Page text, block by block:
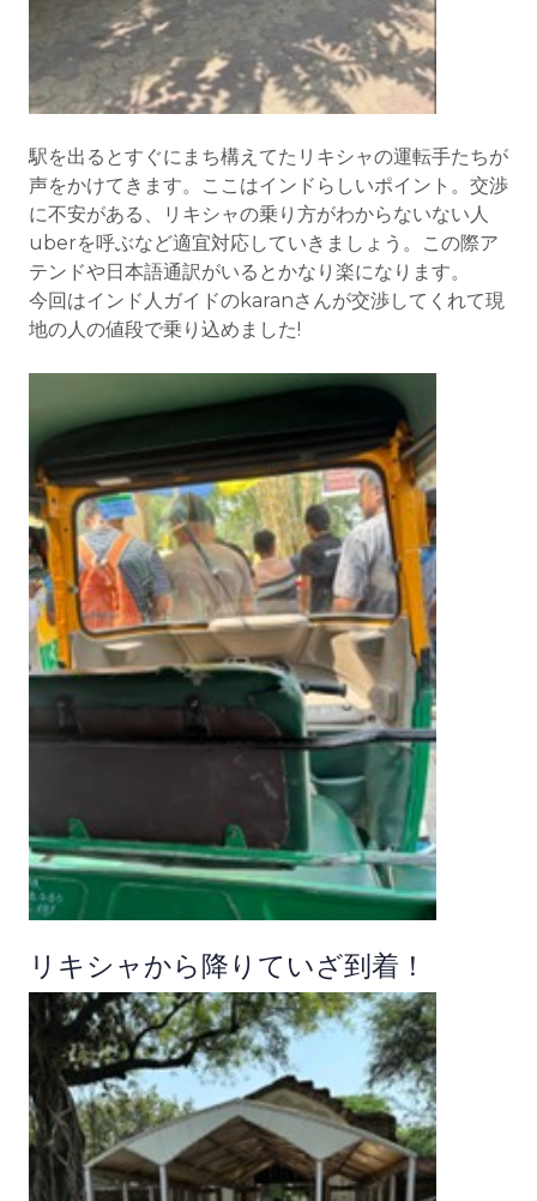
駅を出るとすぐにまち構えてたリキシャの運転手たちが
声をかけてきます。ここはインドらしいポイント。交渉
に不安がある、リキシャの乗り方がわからないない人
uberを呼ぶなど適宜対応していきましょう。この際ア
テンドや日本語通訳がいるとかなり楽になります。
今回はインド人ガイドのkaranさんが交渉してくれて現
地の人の値段で乗り込めました!
リキシャから降りていざ到着！